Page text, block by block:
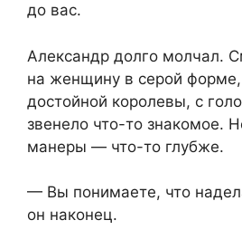
до вас.
Александр долго молчал.
на женщину в серой форме,
достойной королевы, с
звенело что-то знакомое.
манеры — что-то глубже.
— Вы понимаете, что
он наконец.